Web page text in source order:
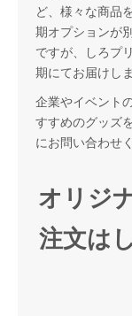
ど、様々な商品
期オプションが
ですが、しろプ
期にてお届けしま
企業やイベント
すすめのグッズ
にお問い合わせ
オリジ
注文は